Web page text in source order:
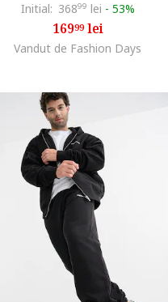
Initial: 36899 lei - 53%
16999lei
Vandut de Fashion Days